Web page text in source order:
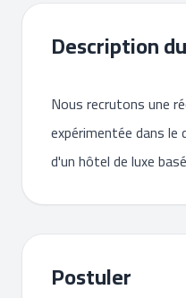
Description
Nous recrutons une
expérimentée dans
d'un hôtel de luxe
Postuler